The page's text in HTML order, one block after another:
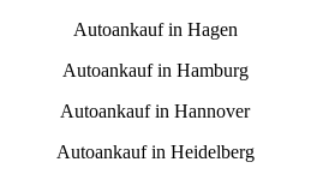
Autoankauf in Hagen
Autoankauf in Hamburg
Autoankauf in Hannover
Autoankauf in Heidelberg